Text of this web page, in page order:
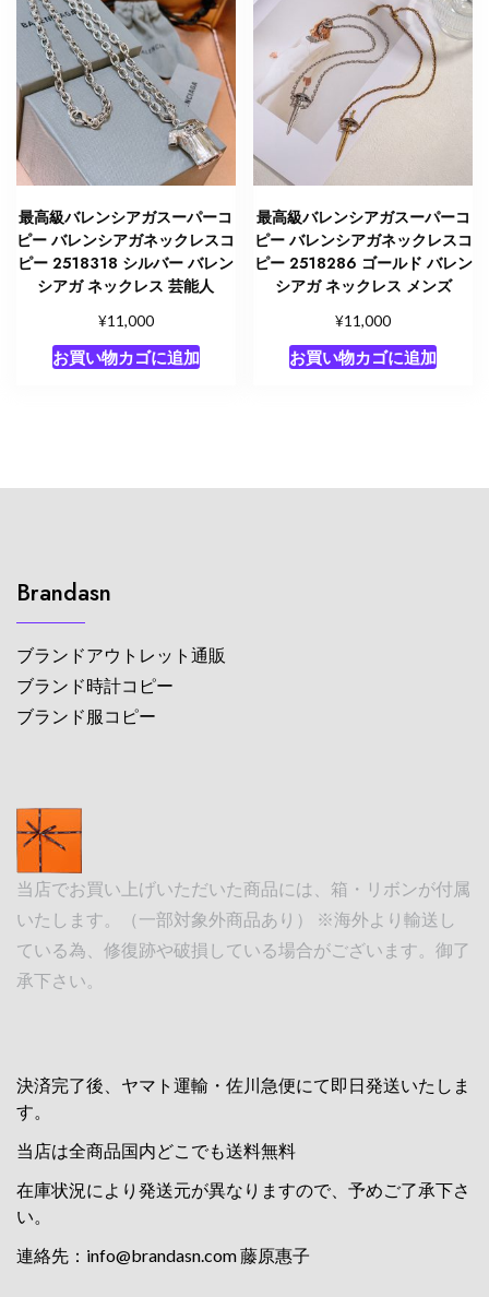
最高級バレンシアガスーパーコ
ピー バレンシアガネックレスコ
ピー 2518318 シルバー バレン
シアガ ネックレス 芸能人
¥11,000
お買い物カゴに追加
最高級バレンシアガスーパーコ
ピー バレンシアガネックレスコ
ピー 2518286 ゴールド バレン
シアガ ネックレス メンズ
¥11,000
お買い物カゴに追加
Brandasn
ブランドアウトレット通販
ブランド時計コピー
ブランド服コピー
当店でお買い上げいただいた商品には、箱・リボンが付属
いたします。（一部対象外商品あり） ※海外より輸送し
ている為、修復跡や破損している場合がございます。御了
承下さい。
決済完了後、ヤマト運輸・佐川急便にて即日発送いたしま
す。
当店は全商品国内どこでも送料無料
在庫状況により発送元が異なりますので、予めご了承下さ
い。
連絡先： info@brandasn.com藤原惠子